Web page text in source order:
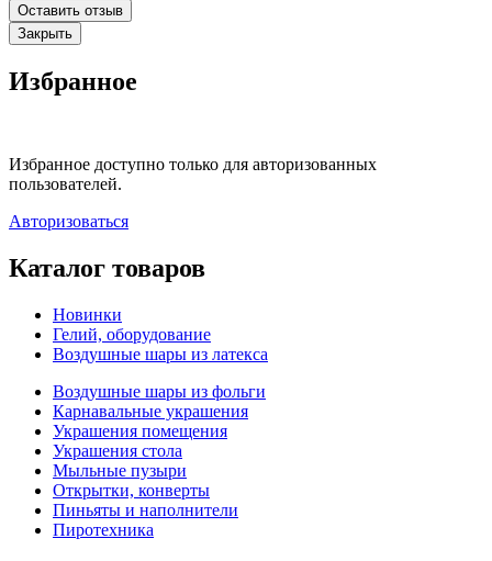
Оставить отзыв
Закрыть
Избранное
Избранное доступно только для авторизованных
пользователей.
Авторизоваться
Каталог товаров
Новинки
Гелий, оборудование
Воздушные шары из латекса
Воздушные шары из фольги
Карнавальные украшения
Украшения помещения
Украшения стола
Мыльные пузыри
Открытки, конверты
Пиньяты и наполнители
Пиротехника